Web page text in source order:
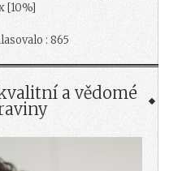
[10%]
: 865
a vědomé